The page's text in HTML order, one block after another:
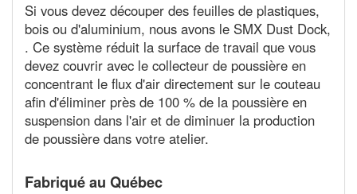
Si vous devez découper des feuilles de plastiques,
bois ou d'aluminium, nous avons le SMX Dust Dock,
. Ce système réduit la surface de travail que vous
devez couvrir avec le collecteur de poussière en
concentrant le flux d'air directement sur le couteau
afin d'éliminer près de 100 % de la poussière en
suspension dans l'air et de diminuer la production
de poussière dans votre atelier.
Fabriqué au Québec